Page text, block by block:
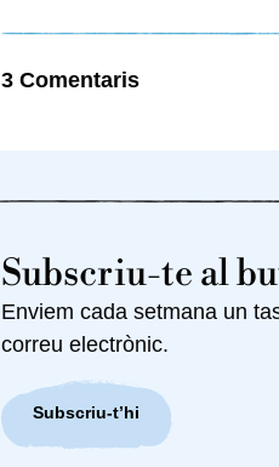
3 Comentaris
Subscriu-te al
Enviem cada setmana un
correu electrònic.
Subscriu-t’hi